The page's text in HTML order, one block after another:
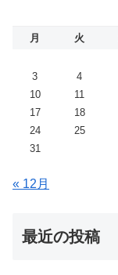
月 火
3
4
10
11
17
18
24
25
31
« 12月
最近の投稿